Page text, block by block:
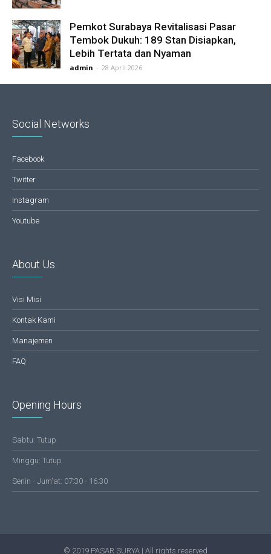
Pemkot Surabaya Revitalisasi Pasar
Tembok Dukuh: 189 Stan Disiapkan,
Lebih Tertata dan Nyaman
admin - 28 April 2026
Social Networks
Facebook
Twitter
Instagram
Youtube
About Us
Visi Misi
Kontak Kami
Manajemen
FAQ
Opening Hours
Sabtu: Tutup
Minggu: Tutup
Senin - Jum'at: 07:30 - 16:30
© 2019 PASAR SURYA | All rights reserved